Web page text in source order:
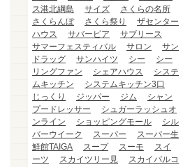
ス港北綱島
サイズ
さくらの名所
さくらんぼ
さくら祭り
ザセンター
ハウス
サバービア
サブリース
サマーフェスティバル
サロン
サン
ドラッグ
サンハイツ シー
シー
リングファン
シェアハウス
システ
ムキッチン
システムキッチン3口
じっくり
ジッパー ジム
シャン
プードレッサー
シュガーラッシュオ
ンライン
ショッピングモール
シル
バーウイーク
スーパー
スーパー生
鮮館TAIGA
スープ スーモ
スイ
ーツ
スカイツリー見
スカイバルコ